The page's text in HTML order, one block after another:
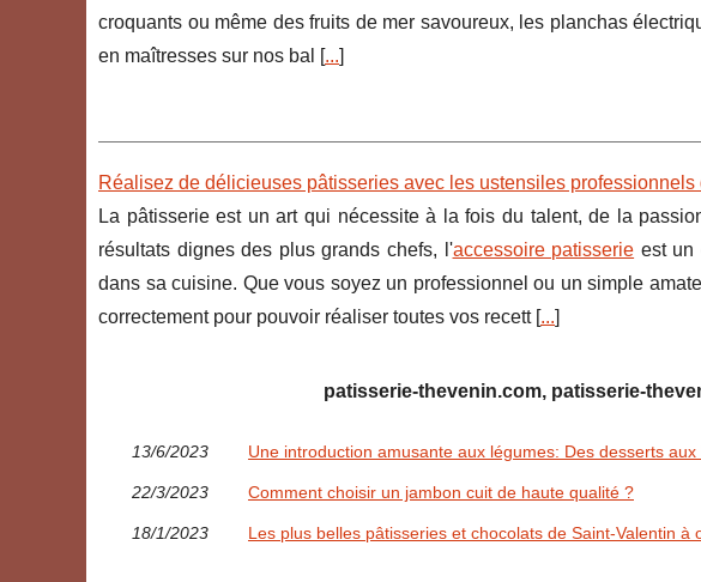
croquants ou même des fruits de mer savoureux, les planchas
en maîtresses sur nos bal [...]
Réalisez de délicieuses pâtisseries avec les ustensiles
La pâtisserie est un art qui nécessite à la fois du talent, de la
résultats dignes des plus grands chefs, l'accessoire patisserie est un
dans sa cuisine. Que vous soyez un professionnel ou un simple
correctement pour pouvoir réaliser toutes vos recett [...]
patisserie-thevenin.com, patisserie-
13/6/2023 Une introduction amusante aux légumes: Des desserts
22/3/2023 Comment choisir un jambon cuit de haute qualité ?
18/1/2023 Les plus belles pâtisseries et chocolats de Saint-Valentin à